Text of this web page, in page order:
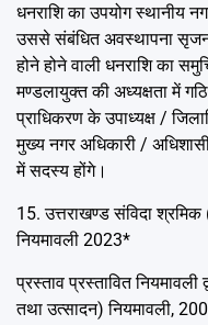
धनराशि का उपयोग स्थानीय
उससे संबंधित अवस्थापना सृजन
होने होने वाली धनराशि का
मण्डलायुक्त की अध्यक्षता में
प्राधिकरण के उपाध्यक्ष /
मुख्य नगर अधिकारी /
में सदस्य होंगे।
15. उत्तराखण्ड संविदा
नियमावली 2023*
प्रस्ताव प्रस्तावित नियमावली
तथा उत्सादन) नियमावली,